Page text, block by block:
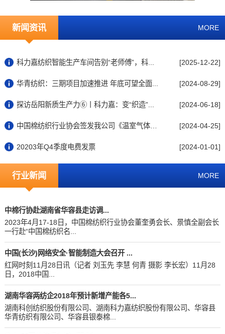
新闻资讯 MORE
科力嘉纺织智能生产车间告别“老师傅”，科... [2025-12-22]
华青纺织：三期项目加速推进 年底可望全面... [2024-08-29]
探访岳阳新质生产力⑥丨科力嘉：变“织造”... [2024-06-18]
中国棉纺织行业协会签发我公司《温室气体排... [2024-04-25]
20203年Q4季度电费发票 [2024-01-01]
行业新闻 MORE
中棉行协赴湖南省华容县走访调...
2023年4月17-18日，中国棉纺织行业协会董奎勇会长、景慎全副会长
一行赴“中国棉纺织名...
中国(长沙)网络安全·智能制造大会召开 ...
红网时刻11月28日讯（记者 刘玉先 李慧 何青 摄影 李长宏）11月28
日，2018中国...
湖南华容两纺企2018年预计新增产能各5...
湖南科创纺织股份有限公司、湖南科力嘉纺织股份有限公司、华容县
华青纺织有限公司、华容县银泰棉...